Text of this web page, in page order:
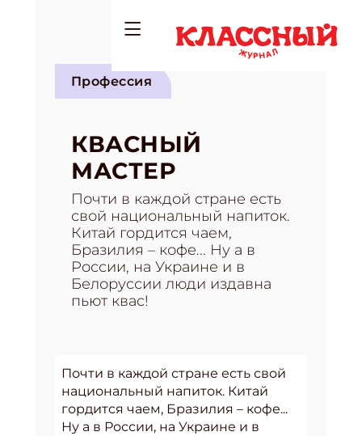
Профессия
КВАСНЫЙ
МАСТЕР
Почти в каждой стране есть
свой национальный напиток.
Китай гордится чаем,
Бразилия – кофе... Ну а в
России, на Украине и в
Белоруссии люди издавна
пьют квас!
Почти в каждой стране есть свой
национальный напиток. Китай
гордится чаем, Бразилия – кофе...
Ну а в России, на Украине и в